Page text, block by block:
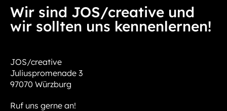
Wir sind JOS/creative und
wir sollten uns kennenlernen!
JOS/creative
Juliuspromenade 3
97070 Würzburg
Ruf uns gerne an!